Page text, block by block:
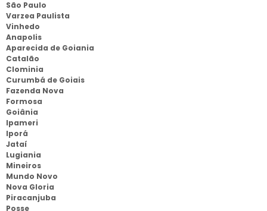
São Paulo
Varzea Paulista
Vinhedo
Anapolis
Aparecida de Goiania
Catalão
Clominia
Curumbá de Goiais
Fazenda Nova
Formosa
Goiânia
Ipameri
Iporá
Jataí
Lugiania
Mineiros
Mundo Novo
Nova Gloria
Piracanjuba
Posse